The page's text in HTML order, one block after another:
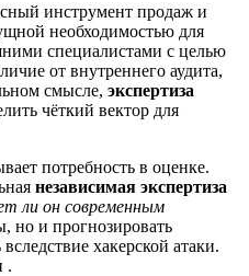
инструмент продаж и
необходимостью для
специалистами с целью
от внутреннего аудита,
смысле, экспертиза
чёткий вектор для
потребность в оценке.
независимая экспертиза
ли он современным
но и прогнозировать
хакерской атаки.
.